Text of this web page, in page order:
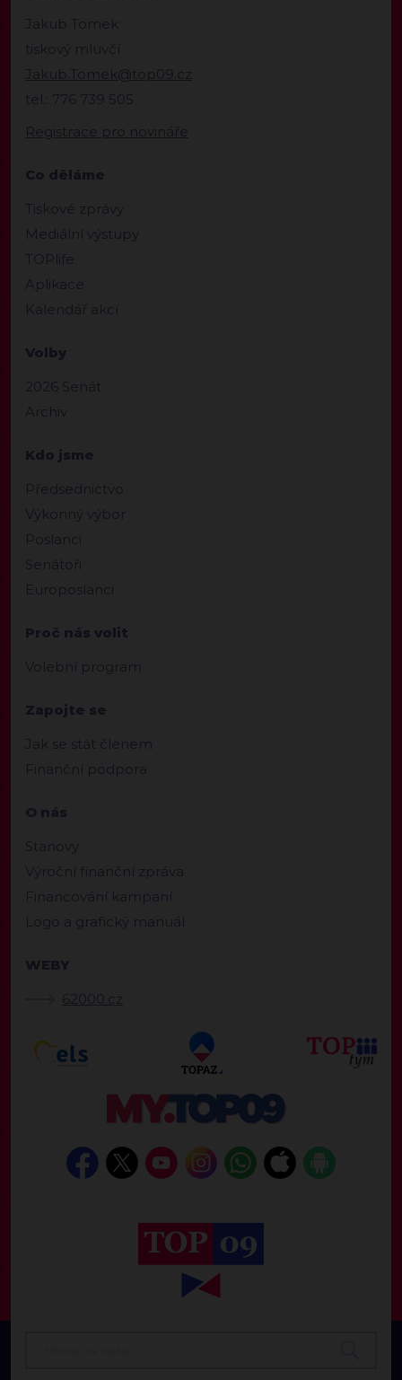
Jakub Tomek
tiskový mluvčí
Jakub.Tomek@top09.cz
tel.: 776 739 505
Registrace pro novináře
Co děláme
Tiskové zprávy
Mediální výstupy
TOPlife
Aplikace
Kalendář akcí
Volby
2026 Senát
Archiv
Kdo jsme
Předsednictvo
Výkonný výbor
Poslanci
Senátoři
Europoslanci
Proč nás volit
Volební program
Zapojte se
Jak se stát členem
Finanční podpora
O nás
Stanovy
Výroční finanční zpráva
Financování kampaní
Logo a grafický manuál
WEBY
62000.cz